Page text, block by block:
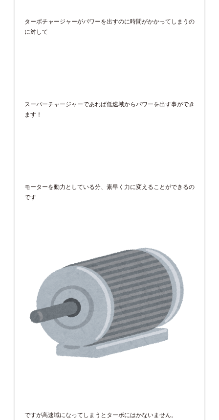
ターボチャージャーがパワーを出すのに時間がかかってしまうの
に対して
スーパーチャージャーであれば低速域からパワーを出す事ができ
ます！
モーターを動力としている分、素早く力に変えることができるの
です
ですが高速域になってしまうとターボにはかないません。